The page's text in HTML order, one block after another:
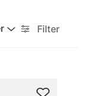
Filter